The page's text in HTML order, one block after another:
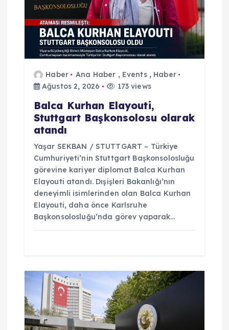
s
Haber Ana Haber , Events, Haber
Ağustos 2, 2026
173 views
Balca Kurhan Elayouti,
Stuttgart Başkonsolosu olarak
atandı
Yaşar SEKBAN / STUTTGART – Türkiye
Cumhuriyeti’nin Stuttgart Başkonsolosluğu
görevine kariyer diplomat Balca Kurhan
Elayouti atandı. Dışişleri Bakanlığı’nın
deneyimli isimlerinden olan Balca Kurhan
Elayouti, daha önce Karlsruhe
Başkonsolosluğu’nda görev yaparak…